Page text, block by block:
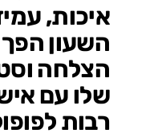
איכות,
השעון
הצלחה
שלו עם
רבות